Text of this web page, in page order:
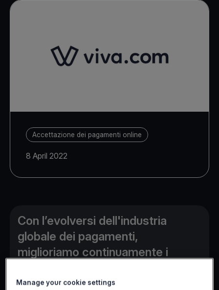
Accettazione dei pagamenti online
8 April 2022
Con l’evolversi dell'industria
globale dei pagamenti,
miglioriamo continuamente i
fornire ai nostri clienti il vantaggio
Manage your cookie settings